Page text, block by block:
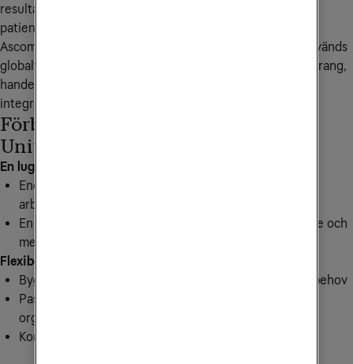
resultat, mer effektiva arbetsdagar samt nöjdare kunder,
patienter och medborgare.
Ascom Unite förbättrar både drift och arbetsmiljö och används
globalt inom bland annat vård, kriminalvård, hotell, restaurang,
handel och industri. Plattformen är framtidssäker och
integreras enkelt med dina övriga system.
Förbättra arbetsdagen med Ascom
Unite
En lugnare och effektivare arbetsmiljö
Endast relevanta larm skickas vidare – det skapar en
arbetsmiljö med mindre stress och störande ljud
En lugnare miljö ger nöjdare patienter, kunder, brukare och
medarbetare
Flexibel och skalbar
Bygg ut och anpassa lösningen efter verksamhetens behov
Passar både för enskilda avdelningar och stora
organisationer med flera enheter
Kompatibel med tusentals olika system